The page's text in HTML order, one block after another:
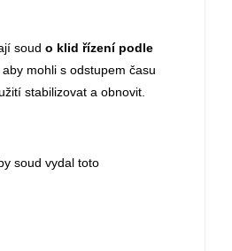
soud o klid řízení podle
, aby mohli s odstupem času
stabilizovat a obnovit.
soud vydal toto